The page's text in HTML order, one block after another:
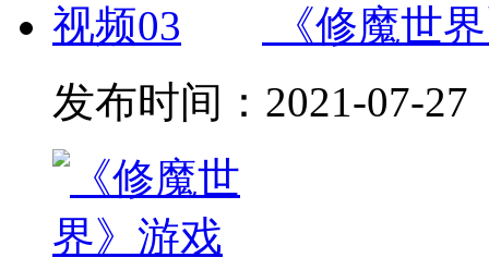
《修魔世
发布时间： 2021-07-27